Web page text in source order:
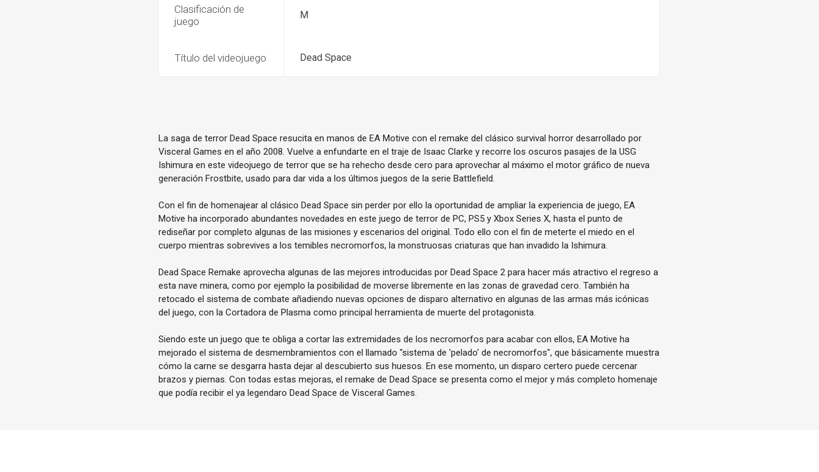
Clasificación de
juego
M
Título del videojuego Dead Space
La saga de terror Dead Space resucita en manos de EA Motive con el remake del clásico survival horror desarrollado por
Visceral Games en el año 2008. Vuelve a enfundarte en el traje de Isaac Clarke y recorre los oscuros pasajes de la USG
Ishimura en este videojuego de terror que se ha rehecho desde cero para aprovechar al máximo el motor gráfico de nueva
generación Frostbite, usado para dar vida a los últimos juegos de la serie Battlefield.
Con el fin de homenajear al clásico Dead Space sin perder por ello la oportunidad de ampliar la experiencia de juego, EA
Motive ha incorporado abundantes novedades en este juego de terror de PC, PS5 y Xbox Series X, hasta el punto de
rediseñar por completo algunas de las misiones y escenarios del original. Todo ello con el fin de meterte el miedo en el
cuerpo mientras sobrevives a los temibles necromorfos, la monstruosas criaturas que han invadido la Ishimura.
Dead Space Remake aprovecha algunas de las mejores introducidas por Dead Space 2 para hacer más atractivo el regreso a
esta nave minera, como por ejemplo la posibilidad de moverse libremente en las zonas de gravedad cero. También ha
retocado el sistema de combate añadiendo nuevas opciones de disparo alternativo en algunas de las armas más icónicas
del juego, con la Cortadora de Plasma como principal herramienta de muerte del protagonista.
Siendo este un juego que te obliga a cortar las extremidades de los necromorfos para acabar con ellos, EA Motive ha
mejorado el sistema de desmembramientos con el llamado "sistema de 'pelado' de necromorfos", que básicamente muestra
cómo la carne se desgarra hasta dejar al descubierto sus huesos. En ese momento, un disparo certero puede cercenar
brazos y piernas. Con todas estas mejoras, el remake de Dead Space se presenta como el mejor y más completo homenaje
que podía recibir el ya legendaro Dead Space de Visceral Games.